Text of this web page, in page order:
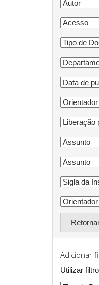
Adicionar
Utilizar